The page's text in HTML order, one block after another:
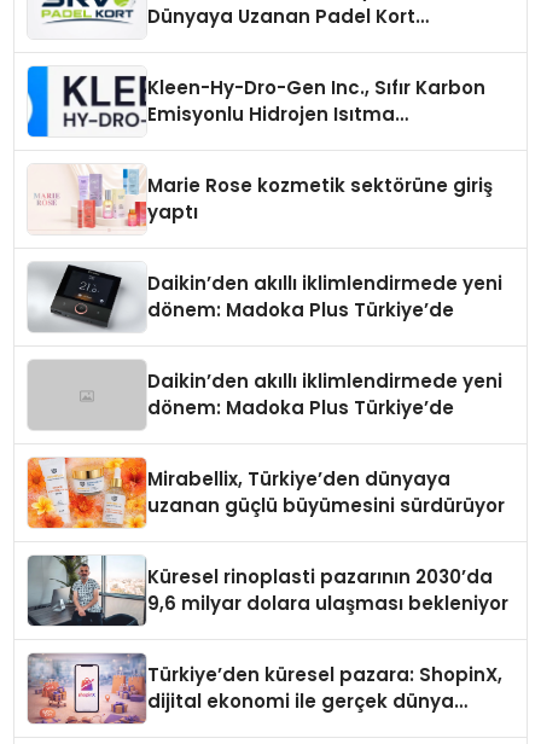
Dünyaya Uzanan Padel Kort
Kleen-Hy-Dro-Gen Inc., Sıfır Karbon
Emisyonlu Hidrojen Isıtma
Marie Rose kozmetik sektörüne giriş
yaptı
Daikin’den akıllı iklimlendirmede yeni
dönem: Madoka Plus Türkiye’de
Daikin’den akıllı iklimlendirmede yeni
dönem: Madoka Plus Türkiye’de
Mirabellix, Türkiye’den dünyaya
uzanan güçlü büyümesini sürdürüyor
Küresel rinoplasti pazarının 2030’da
9,6 milyar dolara ulaşması bekleniyor
Türkiye’den küresel pazara: ShopinX,
dijital ekonomi ile gerçek dünya